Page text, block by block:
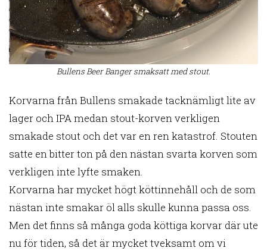
Bullens Beer Banger smaksatt med stout.
Korvarna från Bullens smakade tacknämligt lite av
lager och IPA medan stout-korven verkligen
smakade stout och det var en ren katastrof. Stouten
satte en bitter ton på den nästan svarta korven som
verkligen inte lyfte smaken.
Korvarna har mycket högt köttinnehåll och de som
nästan inte smakar öl alls skulle kunna passa oss.
Men det finns så många goda köttiga korvar där ute
nu för tiden, så det är mycket tveksamt om vi